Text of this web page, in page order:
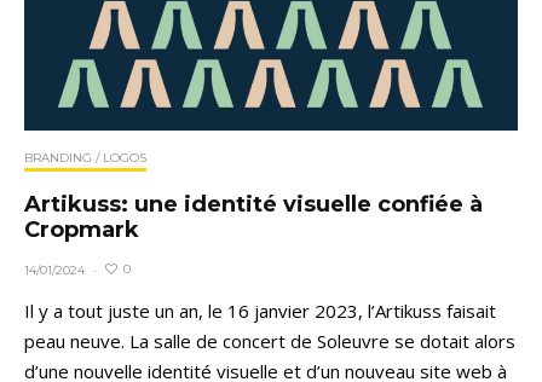
BRANDING / LOGOS
Artikuss: une identité visuelle confiée à
Cropmark
14/01/2024 · 0
Il y a tout juste un an, le 16 janvier 2023, l’Artikuss faisait
peau neuve. La salle de concert de Soleuvre se dotait alors
d’une nouvelle identité visuelle et d’un nouveau site web à